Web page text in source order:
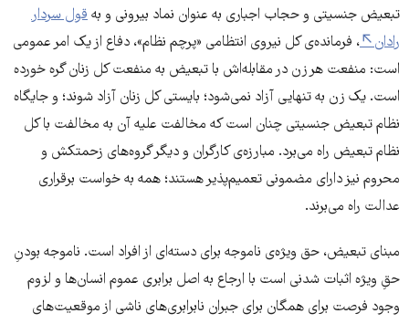
تبعیض جنسیتی و حجاب اجباری به عنوان نماد بیرونی و بهقول سردار
رادان
، فرمانده‌ی کل نیروی انتظامی «پرچم نظام»، دفاع از یک امر عمومی
است: منفعت هر زن در مقابله‌اش با تبعیض به منفعت کل زنان گره خورده
است. یک زن به تنهایی آزاد نمی‌شود؛ بایستی کل زنان آزاد شوند؛ و جایگاه
نظام تبعیض جنسیتی چنان است که مخالفت علیه آن به مخالفت با کل
نظام تبعیض راه می‌برد. مبارزه‌ی کارگران و دیگر گروه‌های زحمتکش و
محروم نیز دارای مضمونی تعمیم‌پذیر هستند؛ همه به خواست برقراری
عدالت راه می‌برند.
مبنای تبعیض، حق ویژه‌ی ناموجه برای دسته‌‌ای از افراد است. ناموجه بودنِ
حقِ ویژه اثبات شدنی است با ارجاع به اصل برابری عموم انسان‌ها و لزوم
وجود فرصت‌ برای همگان برای جبران نابرابری‌های ناشی از موقعیت‌های